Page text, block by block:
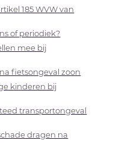
185 WVW van
of periodiek?
mee bij
fietsongeval zoon
kinderen bij
transportongeval
dragen na